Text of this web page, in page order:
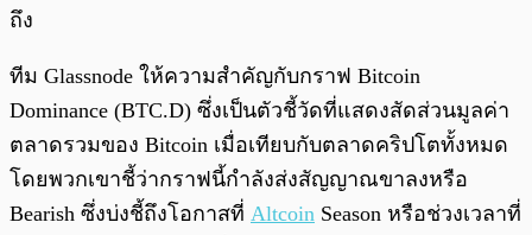
ถึง
ทีม Glassnode ให้ความสำคัญกับกราฟ Bitcoin
Dominance (BTC.D) ซึ่งเป็นตัวชี้วัดที่แสดงสัดส่วนมูลค่า
ตลาดรวมของ Bitcoin เมื่อเทียบกับตลาดคริปโตทั้งหมด
โดยพวกเขาชี้ว่ากราฟนี้กำลังส่งสัญญาณขาลงหรือ
Bearish ซึ่งบ่งชี้ถึงโอกาสที่ Altcoin Season หรือช่วงเวลาที่